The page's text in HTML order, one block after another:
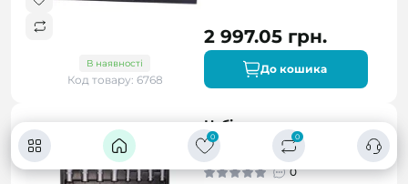
0 0
В наявності
Код товару: 6768
2 997.05 грн.
До кошика
Набір торцевих
насадок і біти 1/4" 1/2"
94шт CrV MASTERTOOL
0